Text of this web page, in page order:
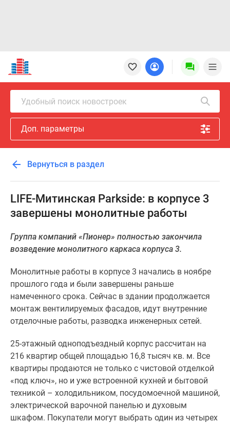
Новостройки
Квартиры
Ипотека
Новостройки
Москвы
Новостройки
Подмосковья
Новостройки
Москвы
Готовые
новостройки
Новостройки
Специальные
предложения
Коммерческие
Продавцы
Панорамы
новостроек
Видеообзор
новостроек
Экспертиза
новостроек
Экология
Москвы
Удобный поиск новостроек
Доп. параметры
Вернуться в раздел
LIFE-Митинская Parkside: в корпусе 3
завершены монолитные работы
Группа компаний «Пионер» полностью закончила
возведение монолитного каркаса корпуса 3.
Монолитные работы в корпусе 3 начались в ноябре
прошлого года и были завершены раньше
намеченного срока. Сейчас в здании продолжается
монтаж вентилируемых фасадов, идут внутренние
отделочные работы, разводка инженерных сетей.
25-этажный одноподъездный корпус рассчитан на
216 квартир общей площадью 16,8 тысяч кв. м. Все
квартиры продаются не только с чистовой отделкой
«под ключ», но и уже встроенной кухней и бытовой
техникой – холодильником, посудомоечной машиной,
электрической варочной панелью и духовым
шкафом. Покупатели могут выбрать один из четырех